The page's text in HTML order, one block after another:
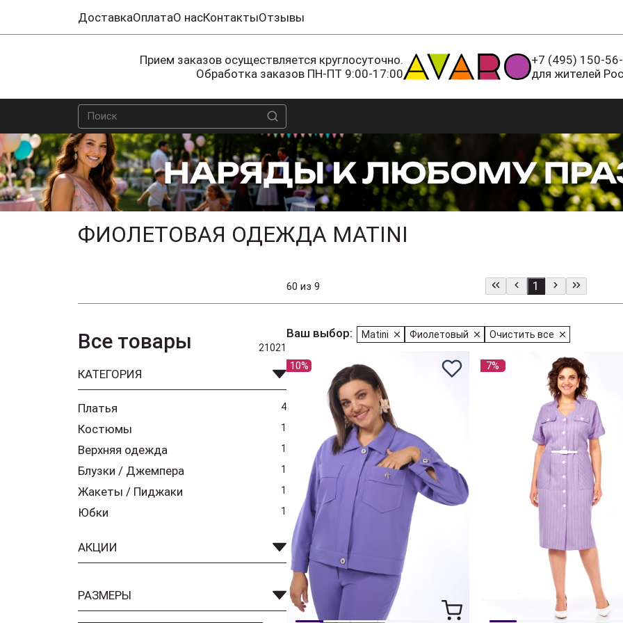
ДоставкаОплатаО насКонтактыОтзывы
Прием заказов осуществляется круглосуточно.
Обработка заказов ПН-ПТ 9:00-17:00
+7 (495) 150-
для жителей
ФИОЛЕТОВАЯ ОДЕЖДА MATINI
60 из 9 1
Все товары 21021
КАТЕГОРИЯ
Платья 4
Костюмы 1
Верхняя одежда 1
Блузки / Джемпера 1
Жакеты / Пиджаки 1
Юбки 1
АКЦИИ
РАЗМЕРЫ
Ваш выбор: Matini Фиолетовый Очистить все
10% 7%